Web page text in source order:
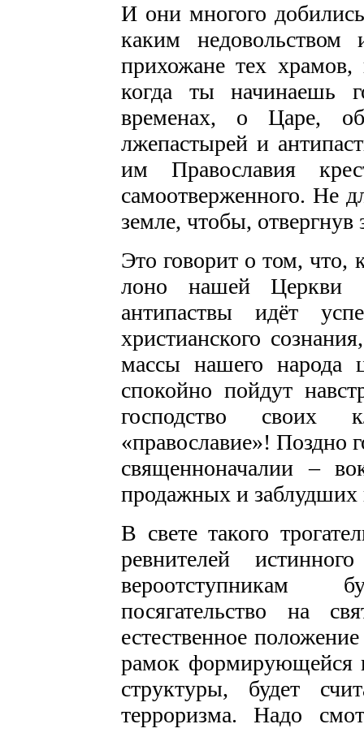
И они многого
каким недовольством
прихожане тех храмов,
когда ты начинаешь
временах, о Царе,
лжепастырей и
им Православия
самоотверженного. Не
земле, чтобы, отвергнув
Это говорит о том, что,
лоно нашей Церкви
антипаствы идёт
христианского
массы нашего народа
спокойно пойдут
господство своих
«православие»! Поздно
священноначалии –
продажных и
В свете такого
ревнителей
вероотступникам
посягательство на
естественное
рамок формирующейся
структуры, будет
терроризма. Надо